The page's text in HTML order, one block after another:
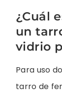
¿Cuál
un
vidrio
Para uso
tarro de